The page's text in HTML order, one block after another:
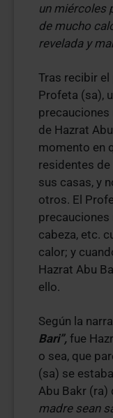
un miércoles
de mucho
revelada y
Tras recibir el
Profeta (sa),
precauciones
de Hazrat
momento en
residentes
sus casas, y
otros. El
cabeza, etc.
calor; y
Hazrat Abu
ello.
Según la
Bari”, fue
o sea, que
(sa) se
Abu Bakr (ra)
madre sean